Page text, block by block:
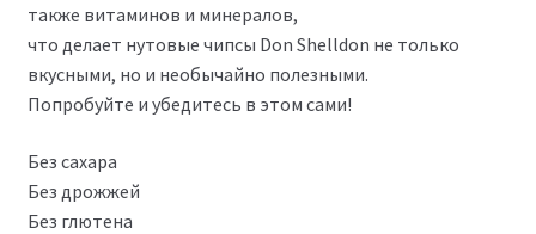
также витаминов и минералов,
что делает нутовые чипсы Don Shelldon не только
вкусными, но и необычайно полезными.
Попробуйте и убедитесь в этом сами!
Без сахара
Без дрожжей
Без глютена